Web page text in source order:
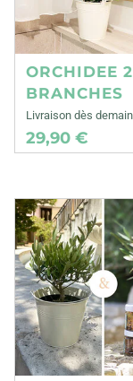
ORCHIDEE 2
BRANCHES
Livraison dès demain
29,90 €